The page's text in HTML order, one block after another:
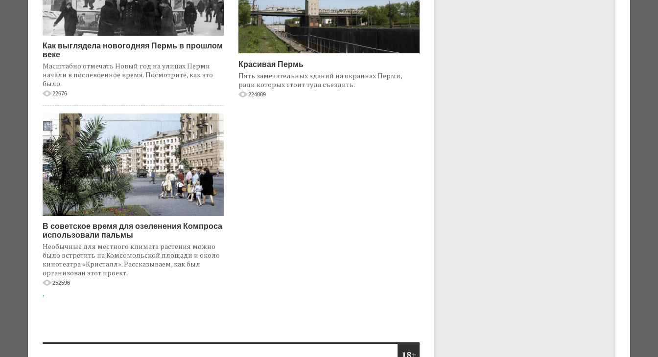
Как выглядела новогодняя Пермь в прошлом
веке
Масштабно отмечать Новый год на улицах Перми
начали в послевоенное время. Посмотрите, как это
было.
22676
В советское время для озеленения Компроса
использовали пальмы
Необычные для местного климата растения можно
было встретить на Комсомольской площади и около
кинотеатра «Кристалл». Рассказываем, как был
организован этот проект.
252596
.
Красивая Пермь
Пять замечательных зданий на окраинах Перми,
ради которых стоит туда съездить.
224889
18+